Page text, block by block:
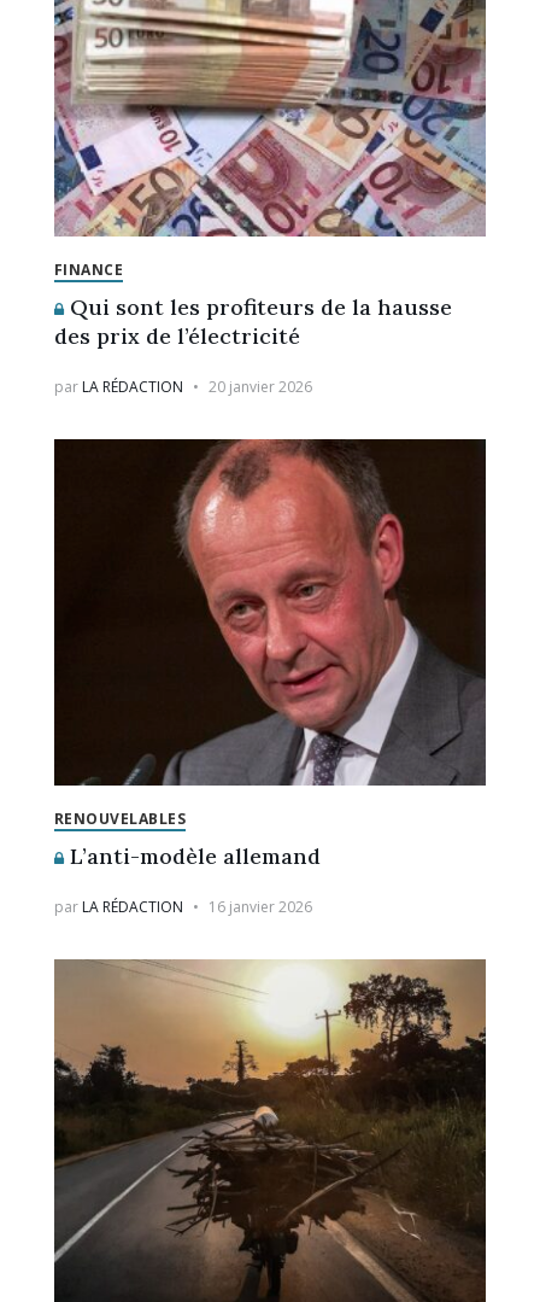
FINANCE
Qui sont les profiteurs de la hausse
des prix de l’électricité
par LA RÉDACTION 20 janvier 2026
RENOUVELABLES
L’anti-modèle allemand
par LA RÉDACTION 16 janvier 2026